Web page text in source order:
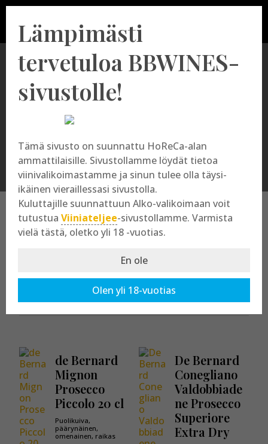
Kaikki tuotteet osastossa:Glera
de Bernard
Mignon
Prosecco
Piccolo 20 cl
Puolikuiva,
päärynäinen,
omenainen, raikas
De Bernard
Conegliano
Valdobbiade
ne Prosecco
Superiore
Extra Dry
Lämpimästi
tervetuloa BBWINES-
sivustolle!
Tämä sivusto on suunnattu HoReCa-alan
ammattilaisille. Sivustollamme löydät tietoa
viinivalikoimastamme ja sinun tulee olla täysi-
ikäinen vieraillessasi sivustolla.
Kuluttajille suunnattuun Alko-valikoimaan voit
tutustua Viiniateljee-sivustollamme. Varmista
vielä tästä, oletko yli 18 -vuotias.
En ole
Olen yli 18-vuotias